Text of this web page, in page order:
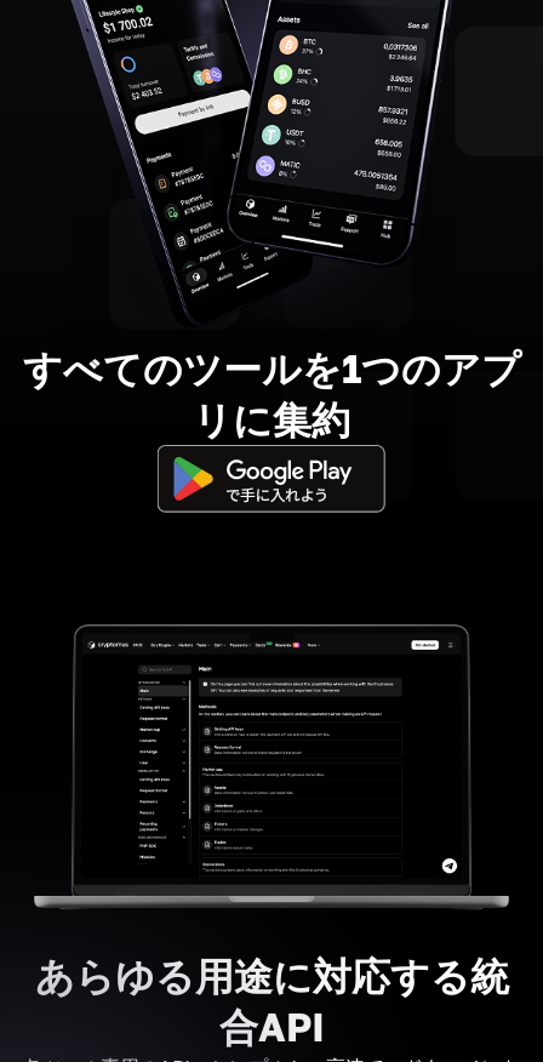
すべてのツールを1つのアプ
リに集約
あらゆる用途に対応する統
合API